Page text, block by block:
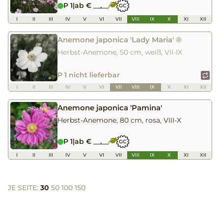
P 1|ab € __,__ GC
I II III IV V VI VII VIII IX X XI XII
Anemone japonica 'Lady Maria' ®
Herbst-Anemone, 50 cm, weiß, VII-IX
P 1 nicht lieferbar
I II III IV V VI VII VIII IX X XI XII
Anemone japonica 'Pamina'
Herbst-Anemone, 80 cm, rosa, VIII-X
P 1|ab € __,__ GC
I II III IV V VI VII VIII IX X XI XII
JE SEITE: 30 50 100 150